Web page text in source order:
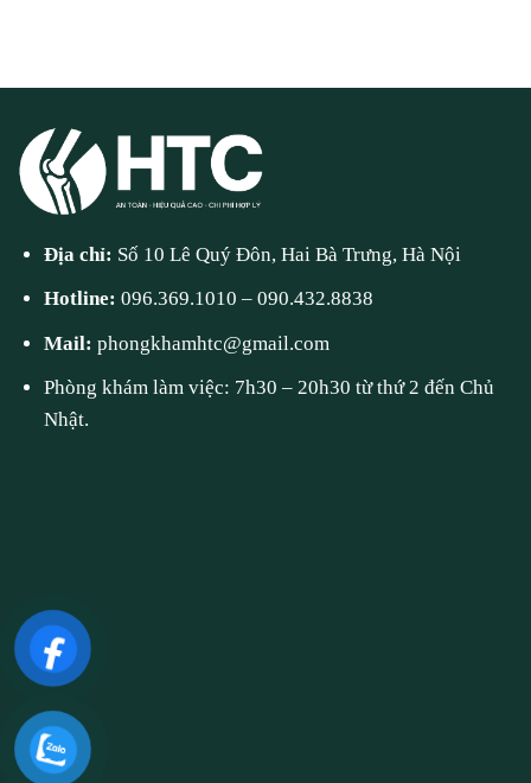
Địa chỉ: Số 10 Lê Quý Đôn, Hai Bà Trưng, Hà Nội
Hotline:096.369.1010 –090.432.8838
Mail:phongkhamhtc@gmail.com
Phòng khám làm việc: 7h30 – 20h30 từ thứ 2 đến Chủ
Nhật.